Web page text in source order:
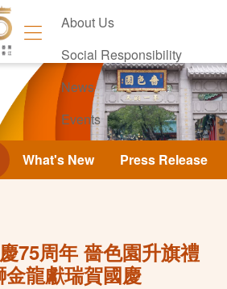
About Us
Social Responsibility
News
Events
Contact Us
What's New Press Release
75周年 嗇色園升旗禮
龍獻瑞賀國慶